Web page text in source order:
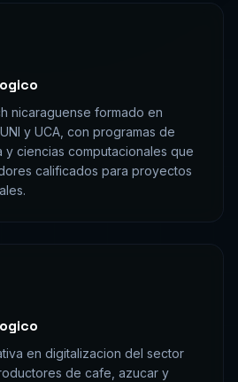
nicaraguense formado en
y UCA, con programas de
y ciencias computacionales que
calificados para proyectos
en digitalizacion del sector
de cafe, azucar y